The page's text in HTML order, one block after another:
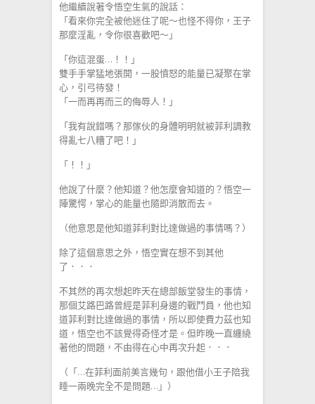
他繼續說著令悟空生氣的說話：
「看來你完全被他迷住了呢～也怪不得你，王子
那麼淫亂，令你很喜歡吧～」
「你這混蛋…！！」
雙手手掌猛地張開，一股憤怒的能量已凝聚在掌
心，引弓待發！
「一而再再而三的侮辱人！」
「我有說錯嗎？那傢伙的身體明明就被菲利調教
得亂七八糟了吧！」
「！！」
他說了什麼？他知道？他怎麼會知道的？悟空一
陣驚愕，掌心的能量也隨即消散而去。
（他意思是他知道菲利對比達做過的事情嗎？）
除了這個意思之外，悟空實在想不到其他
了．．．
不其然的再次想起昨天在總部飯堂發生的事情，
那個艾路巴路曾經是菲利身邊的戰鬥員，他也知
道菲利對比達做過的事情，所以即使費力茲也知
道，悟空也不該覺得奇怪才是。但昨晚一直纏繞
著他的問題，不由得在心中再次升起．．．
（「…在菲利面前美言幾句，跟他借小王子陪我
睡一兩晚完全不是問題…」）